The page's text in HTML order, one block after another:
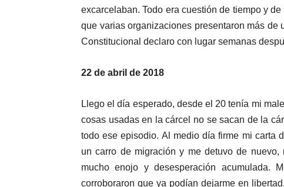
excarcelaban. Todo era cuestión de tiempo y
que varias organizaciones presentaron más
Constitucional declaro con lugar semanas
22 de abril de 2018
Llego el día esperado, desde el 20 tenía mi
cosas usadas en la cárcel no se sacan de la
todo ese episodio. Al medio día firme mi carta
un carro de migración y me detuvo de
mucho enojo y desesperación acumulada.
corroboraron que ya podían dejarme en